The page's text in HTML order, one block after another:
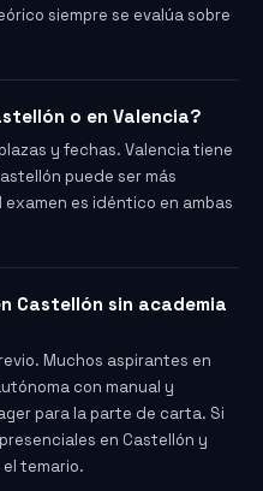
siempre se evalúa sobre
o en Valencia?
y fechas. Valencia tiene
puede ser más
examen es idéntico en ambas
Castellón sin academia
Muchos aspirantes en
con manual y
para la parte de carta. Si
en Castellón y
temario.